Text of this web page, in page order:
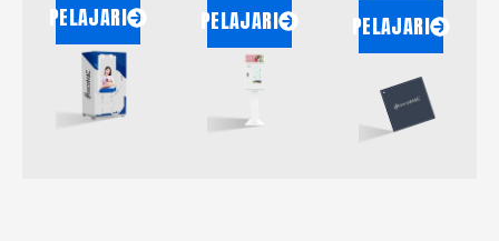
PELAJARI PELAJARI PELAJARI